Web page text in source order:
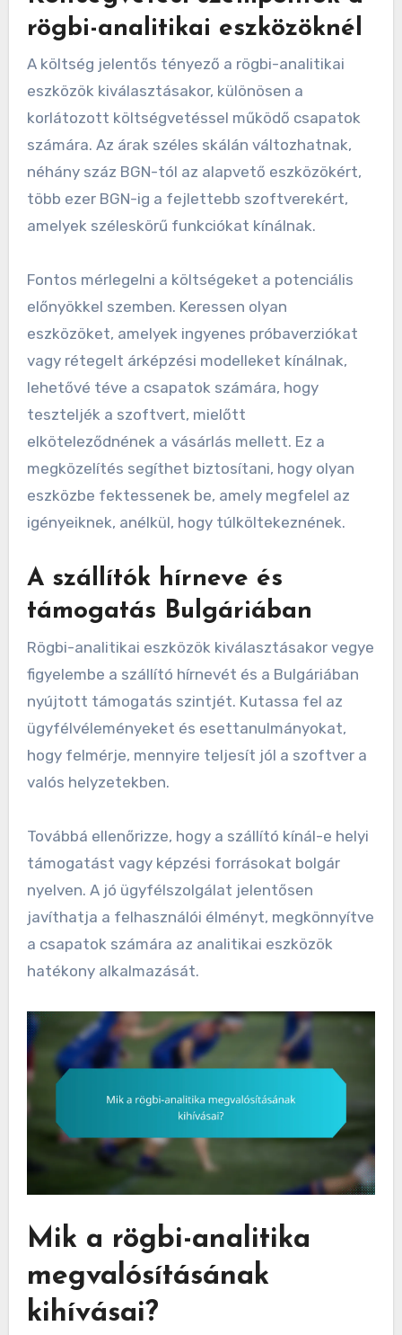
rögbi-analitikai eszközöknél
A költség jelentős tényező a rögbi-analitikai
eszközök kiválasztásakor, különösen a
korlátozott költségvetéssel működő csapatok
számára. Az árak széles skálán változhatnak,
néhány száz BGN-tól az alapvető eszközökért,
több ezer BGN-ig a fejlettebb szoftverekért,
amelyek széleskörű funkciókat kínálnak.
Fontos mérlegelni a költségeket a potenciális
előnyökkel szemben. Keressen olyan
eszközöket, amelyek ingyenes próbaverziókat
vagy rétegelt árképzési modelleket kínálnak,
lehetővé téve a csapatok számára, hogy
teszteljék a szoftvert, mielőtt
elköteleződnének a vásárlás mellett. Ez a
megközelítés segíthet biztosítani, hogy olyan
eszközbe fektessenek be, amely megfelel az
igényeiknek, anélkül, hogy túlköltekeznének.
A szállítók hírneve és
támogatás Bulgáriában
Rögbi-analitikai eszközök kiválasztásakor vegye
figyelembe a szállító hírnevét és a Bulgáriában
nyújtott támogatás szintjét. Kutassa fel az
ügyfélvéleményeket és esettanulmányokat,
hogy felmérje, mennyire teljesít jól a szoftver a
valós helyzetekben.
Továbbá ellenőrizze, hogy a szállító kínál-e helyi
támogatást vagy képzési forrásokat bolgár
nyelven. A jó ügyfélszolgálat jelentősen
javíthatja a felhasználói élményt, megkönnyítve
a csapatok számára az analitikai eszközök
hatékony alkalmazását.
Mik a rögbi-analitika
megvalósításának
kihívásai?